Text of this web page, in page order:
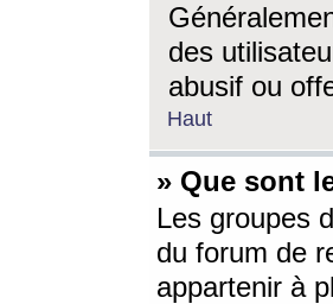
des
abusif ou
Haut
» Que sont
Les groupes
du forum de
appartenir à